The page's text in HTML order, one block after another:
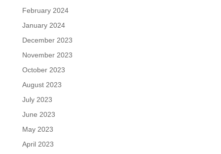
February 2024
January 2024
December 2023
November 2023
October 2023
August 2023
July 2023
June 2023
May 2023
April 2023